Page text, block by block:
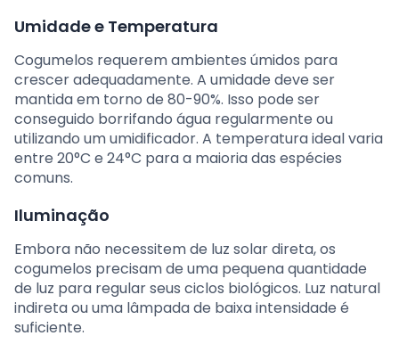
Umidade e Temperatura
Cogumelos requerem ambientes úmidos para
crescer adequadamente. A umidade deve ser
mantida em torno de 80-90%. Isso pode ser
conseguido borrifando água regularmente ou
utilizando um umidificador. A temperatura ideal varia
entre 20°C e 24°C para a maioria das espécies
comuns.
Iluminação
Embora não necessitem de luz solar direta, os
cogumelos precisam de uma pequena quantidade
de luz para regular seus ciclos biológicos. Luz natural
indireta ou uma lâmpada de baixa intensidade é
suficiente.